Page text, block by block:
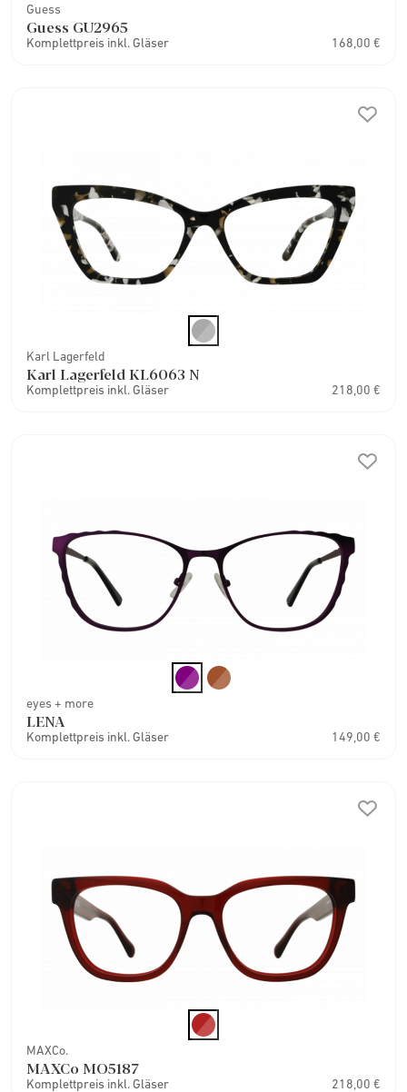
Guess
Guess GU2965
Komplettpreis inkl. Gläser 168,00 €
Karl Lagerfeld
Karl Lagerfeld KL6063 N
Komplettpreis inkl. Gläser 218,00 €
eyes + more
LENA
Komplettpreis inkl. Gläser 149,00 €
MAXCo.
MAXCo MO5187
Komplettpreis inkl. Gläser 218,00 €